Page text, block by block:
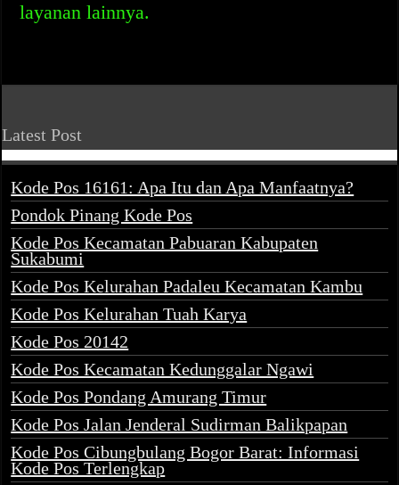
layanan lainnya.
Latest Post
Kode Pos 16161: Apa Itu dan Apa Manfaatnya?
Pondok Pinang Kode Pos
Kode Pos Kecamatan Pabuaran Kabupaten
Sukabumi
Kode Pos Kelurahan Padaleu Kecamatan Kambu
Kode Pos Kelurahan Tuah Karya
Kode Pos 20142
Kode Pos Kecamatan Kedunggalar Ngawi
Kode Pos Pondang Amurang Timur
Kode Pos Jalan Jenderal Sudirman Balikpapan
Kode Pos Cibungbulang Bogor Barat: Informasi
Kode Pos Terlengkap